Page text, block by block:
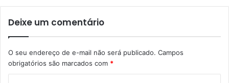
Deixe um comentário
O seu endereço de e-mail não será publicado. Campos
obrigatórios são marcados com *